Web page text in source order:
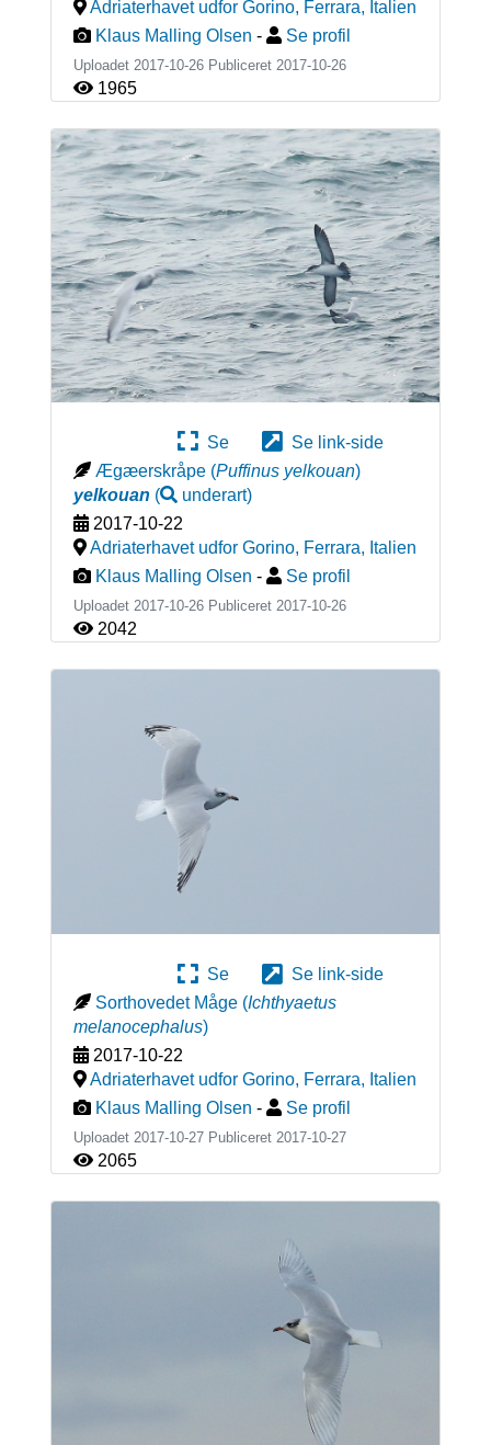
Adriaterhavet udfor Gorino, Ferrara, Italien
Klaus Malling Olsen - Se profil
Uploadet 2017-10-26 Publiceret 2017-10-26
1965
Se
Se link-side
Ægæerskråpe (Puffinus yelkouan)
yelkouan ( underart)
2017-10-22
Adriaterhavet udfor Gorino, Ferrara, Italien
Klaus Malling Olsen - Se profil
Uploadet 2017-10-26 Publiceret 2017-10-26
2042
Se
Se link-side
Sorthovedet Måge (Ichthyaetus
melanocephalus)
2017-10-22
Adriaterhavet udfor Gorino, Ferrara, Italien
Klaus Malling Olsen - Se profil
Uploadet 2017-10-27 Publiceret 2017-10-27
2065